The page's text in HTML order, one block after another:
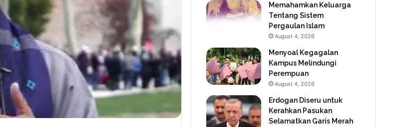
Memahamkan Keluarga
Tentang Sistem
Pergaulan Islam
August 4, 2026
Menyoal Kegagalan
Kampus Melindungi
Perempuan
August 4, 2026
Erdogan Diseru untuk
Kerahkan Pasukan
Selamatkan Garis Merah